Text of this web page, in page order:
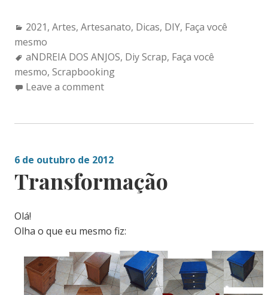
Categories:
2021, Artes, Artesanato, Dicas, DIY, Faça você
mesmo
Tags:
aNDREIA DOS ANJOS, Diy Scrap, Faça você
mesmo, Scrapbooking
Leave a comment
6 de outubro de 2012
Transformação
Olá!
Olha o que eu mesmo fiz: